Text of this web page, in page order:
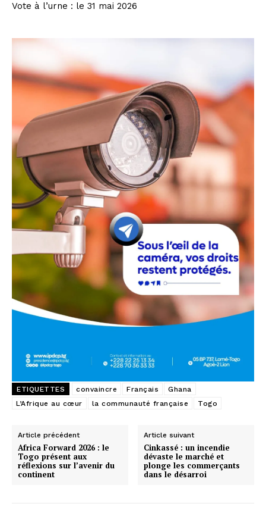
Vote à l’urne : le 31 mai 2026
ETIQUETTES convaincre Français
Ghana
L’Afrique au cœur
la communauté française Togo
Article précédent
Africa Forward 2026 : le
Togo présent aux
réflexions sur l’avenir du
continent
Article suivant
Cinkassé : un incendie
dévaste le marché et
plonge les commerçants
dans le désarroi